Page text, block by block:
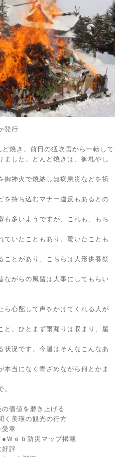
発行
焼き。前日の猛吹雪から一転して
ました。どんど焼きは、御札やし
御神火で焼納し無病息災などを祈
を持ち込むマナー違反もあるとの
も多いようですが、これも、もち
ていたこともあり、驚いたことも
ことがあり、こちらは人形供養祭
ながらの風習は大事にしてもらい
ら心配して声をかけてくれる人が
と。ひとまず雨漏りは収まり、屋
状況です。今週はそんなこんなあ
本当になく青ざめながら何とかま
価値を磨き上げる
く美瑛の観光の行方
章
Ｗｅｂ防災マップ掲載
好評